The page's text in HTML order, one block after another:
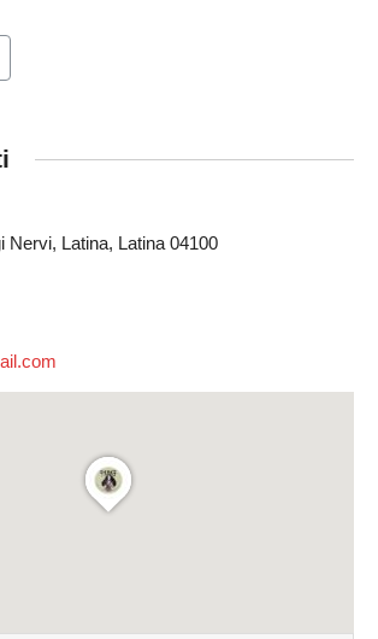
Nervi, Latina, Latina 04100